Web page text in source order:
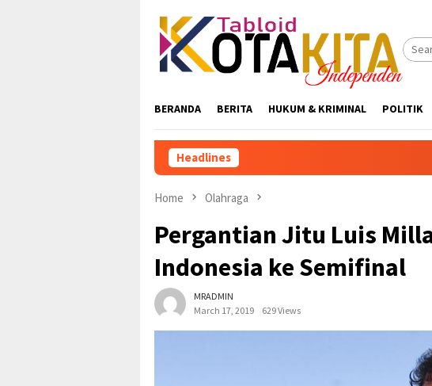
content
BERANDA BERITA HUKUM & KRIMINAL POLITIK
Headlines
Home Olahraga
Pergantian Jitu Luis
Indonesia ke Semifinal
MRADMIN
March 17, 2019
629 Views